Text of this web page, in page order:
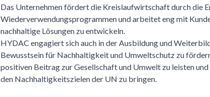
Das Unternehmen fördert die Kreislaufwirtschaft durch die
Wiederverwendungsprogrammen und arbeitet eng mit
nachhaltige Lösungen zu entwickeln.
HYDAC engagiert sich auch in der Ausbildung und
Bewusstsein für Nachhaltigkeit und Umweltschutz zu
positiven Beitrag zur Gesellschaft und Umwelt zu leisten
den Nachhaltigkeitszielen der UN zu bringen.